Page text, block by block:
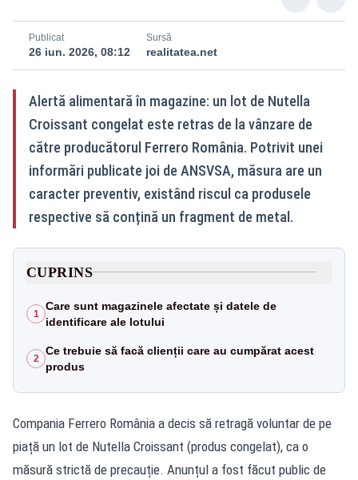
Publicat
26 iun. 2026, 08:12
Sursă
realitatea.net
Alertă alimentară în magazine: un lot de Nutella
Croissant congelat este retras de la vânzare de
către producătorul Ferrero România. Potrivit unei
informări publicate joi de ANSVSA, măsura are un
caracter preventiv, existând riscul ca produsele
respective să conțină un fragment de metal.
CUPRINS
1
Care sunt magazinele afectate și datele de
identificare ale lotului
2
Ce trebuie să facă clienții care au cumpărat acest
produs
Compania Ferrero România a decis să retragă voluntar de pe
piață un lot de Nutella Croissant (produs congelat), ca o
măsură strictă de precauție. Anunțul a fost făcut public de